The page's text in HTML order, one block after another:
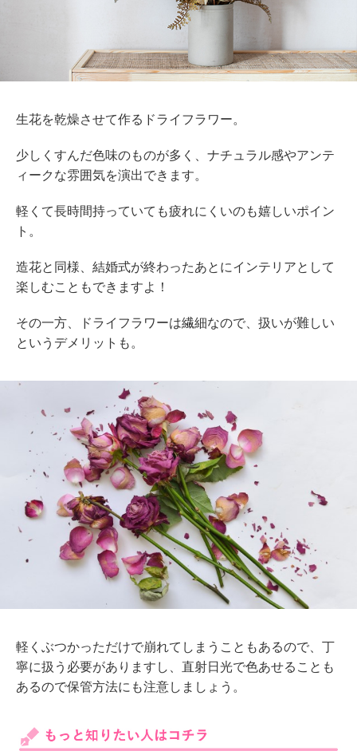
生花を乾燥させて作るドライフラワー。
少しくすんだ色味のものが多く、ナチュラル感やアンテ
ィークな雰囲気を演出できます。
軽くて長時間持っていても疲れにくいのも嬉しいポイン
ト。
造花と同様、結婚式が終わったあとにインテリアとして
楽しむこともできますよ！
その一方、ドライフラワーは繊細なので、扱いが難しい
というデメリットも。
軽くぶつかっただけで崩れてしまうこともあるので、丁
寧に扱う必要がありますし、直射日光で色あせることも
あるので保管方法にも注意しましょう。